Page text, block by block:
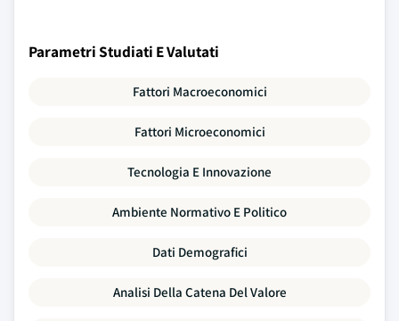
Parametri Studiati E Valutati
Fattori Macroeconomici
Fattori Microeconomici
Tecnologia E Innovazione
Ambiente Normativo E Politico
Dati Demografici
Analisi Della Catena Del Valore